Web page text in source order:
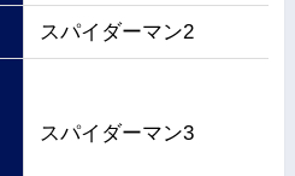
スパイダーマン2
スパイダーマン3